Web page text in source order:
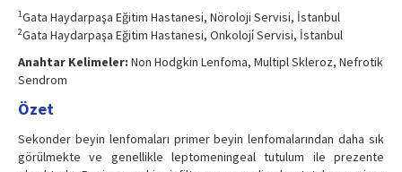
Contact Us
1Gata Haydarpaşa Eğitim Hastanesi, Nöroloji Servisi, İstanbul
2Gata Haydarpaşa Eğitim Hastanesi, Onkoloji̇ Servisi, İstanbul
Anahtar Kelimeler: Non Hodgkin Lenfoma, Multipl Skleroz, Nefrotik
Sendrom
Özet
Sekonder beyin lenfomaları primer beyin lenfomalarından daha sık
görülmekte ve genellikle leptomeningeal tutulum ile prezente